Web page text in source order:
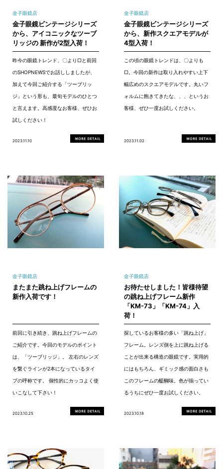
金子眼鏡店
金子眼鏡ビンテージシリーズ
から、アイコニックなツーブ
リッジの 新作が2型入荷！
昨今の眼鏡トレンド、〇より▢と前回
のSHOPNEWSでお話ししましたが、
加えて今回ご紹介する「ツーブリッ
ジ」という形も、最旬モデルのひとつ
と言えます。高感度なお客様、ぜひお
試しください！
2023.11.10
金子眼鏡店
金子眼鏡ビンテージシリーズ
から、新作スクエアモデルが
4型入荷！
この頃の眼鏡トレンドは、〇よりも
▢。今回の新作は取り入れやすい上下
幅広めのスクエアモデルです。丸いフ
ォルムに飽きてきたな、、、というお
客様、ぜひ一度お試しください。
2023.11.02
金子眼鏡店
またまた跳ね上げフレームの
新作入荷です！
前回に引き続き、跳ね上げフレームの
ご紹介です。今回のモデルのポイント
は、「ツーブリッジ」。 左右のレンズ
を繋ぐラインが2本になっているタイ
プの呼称です。 個性的にカッコよく使
いこなして下さい！
2023.10.25
金子眼鏡店
お待たせしました！皆様待望
の跳ね上げフレーム新作
「KM-73」「KM-74」入
荷！
探しているお客様の多い「跳ね上げ」
フレーム。レンズ側を上に跳ね上げる
ことが出来る構造の眼鏡です。実用的
にはもちろん、ギミック感の面白さも
このフレームの醍醐味。色が揃ってい
るうちにぜひ一度お試しください。
2023.10.18